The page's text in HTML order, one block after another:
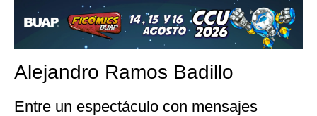
Alejandro Ramos Badillo
Entre un espectáculo con mensajes